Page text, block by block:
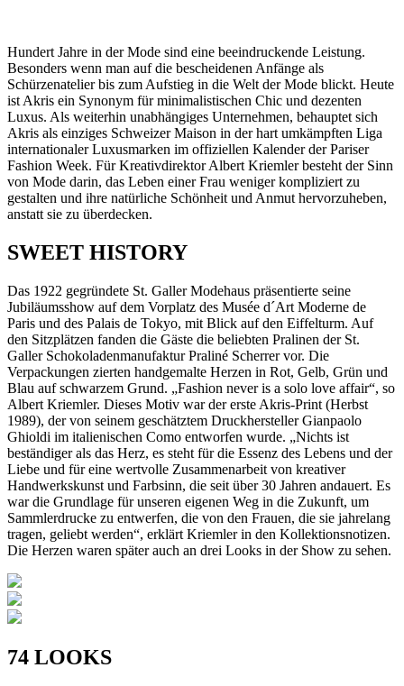
Hundert Jahre in der Mode sind eine beeindruckende Leistung.
Besonders wenn man auf die bescheidenen Anfänge als
Schürzenatelier bis zum Aufstieg in die Welt der Mode blickt. Heute
ist Akris ein Synonym für minimalistischen Chic und dezenten
Luxus. Als weiterhin unabhängiges Unternehmen, behauptet sich
Akris als einziges Schweizer Maison in der hart umkämpften Liga
internationaler Luxusmarken im offiziellen Kalender der Pariser
Fashion Week. Für Kreativdirektor Albert Kriemler besteht der Sinn
von Mode darin, das Leben einer Frau weniger kompliziert zu
gestalten und ihre natürliche Schönheit und Anmut hervorzuheben,
anstatt sie zu überdecken.
SWEET HISTORY
Das 1922 gegründete St. Galler Modehaus präsentierte seine
Jubiläumsshow auf dem Vorplatz des Musée d´Art Moderne de
Paris und des Palais de Tokyo, mit Blick auf den Eiffelturm. Auf
den Sitzplätzen fanden die Gäste die beliebten Pralinen der St.
Galler Schokoladenmanufaktur Praliné Scherrer vor. Die
Verpackungen zierten handgemalte Herzen in Rot, Gelb, Grün und
Blau auf schwarzem Grund. „Fashion never is a solo love affair“, so
Albert Kriemler. Dieses Motiv war der erste Akris-Print (Herbst
1989), der von seinem geschätztem Druckhersteller Gianpaolo
Ghioldi im italienischen Como entworfen wurde. „Nichts ist
beständiger als das Herz, es steht für die Essenz des Lebens und der
Liebe und für eine wertvolle Zusammenarbeit von kreativer
Handwerkskunst und Farbsinn, die seit über 30 Jahren andauert. Es
war die Grundlage für unseren eigenen Weg in die Zukunft, um
Sammlerdrucke zu entwerfen, die von den Frauen, die sie jahrelang
tragen, geliebt werden“, erklärt Kriemler in den Kollektionsnotizen.
Die Herzen waren später auch an drei Looks in der Show zu sehen.
74 LOOKS